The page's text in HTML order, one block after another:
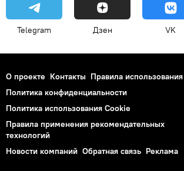
Telegram Дзен VK
О проекте Контакты Правила использования
Политика конфиденциальности
Политика использования Cookie
Правила применения рекомендательных
технологий
Новости компаний Обратная связь Реклама